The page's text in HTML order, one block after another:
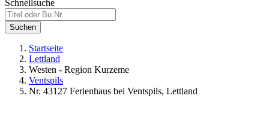
Schnellsuche
Suchen
Startseite
Lettland
Westen - Region Kurzeme
Ventspils
Nr. 43127 Ferienhaus bei Ventspils, Lettland